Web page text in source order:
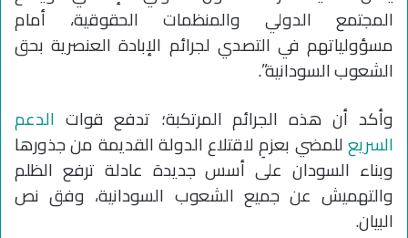
المجتمع الدولي والمنظمات الحقوقية، أمام
مسؤولياتهم في التصدي لجرائم الإبادة العنصرية بحق
الشعوب السودانية”.
وأكد أن هذه الجرائم المرتكبة؛ تدفع قوات الدعم
السريعللمضي بعزمِ لاقتلاع الدولة القديمة من جذورها
وبناء السودان على أسس جديدة عادلة ترفع الظلم
والتهميش عن جميع الشعوب السودانية، وفق نص
البيان.